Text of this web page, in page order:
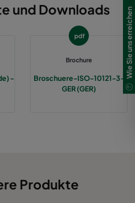
und Downloads
-
pdf
Brochure
Broschuere-ISO-10121-3-
GER (GER)
Produkte
Wie Sie uns erreichen